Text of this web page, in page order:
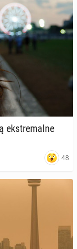
eks­tre­mal­ne
48